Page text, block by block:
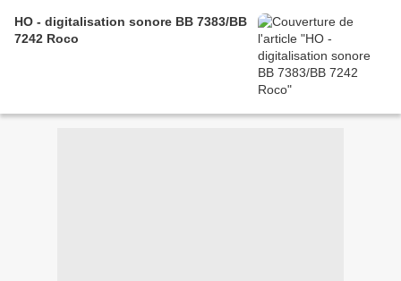
HO - digitalisation sonore BB 7383/BB
7242 Roco